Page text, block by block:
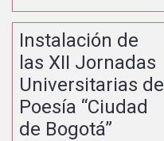
Instalación de
las XII Jornadas
Universitarias de
Poesía “Ciudad
de Bogotá”